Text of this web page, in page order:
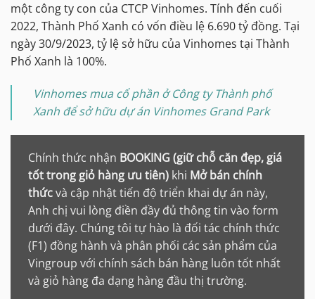
một công ty con của CTCP Vinhomes. Tính đến cuối
2022, Thành Phố Xanh có vốn điều lệ 6.690 tỷ đồng. Tại
ngày 30/9/2023, tỷ lệ sở hữu của Vinhomes tại Thành
Phố Xanh là 100%.
Vinhomes mua cổ phần ở Công ty Thành phố
Xanh để sở hữu dự án Vinhomes Grand Park
Chính thức nhận BOOKING (giữ chỗ căn đẹp, giá
tốt trong giỏ hàng ưu tiên) khi Mở bán chính
thứcvà cập nhật tiến độ triển khai dự án này,
Anh chị vui lòng điền đầy đủ thông tin vào form
dưới đây. Chúng tôi tự hào là đối tác chính thức
(F1) đồng hành và phân phối các sản phẩm của
Vingroup với chính sách bán hàng luôn tốt nhất
và giỏ hàng đa dạng hàng đầu thị trường.